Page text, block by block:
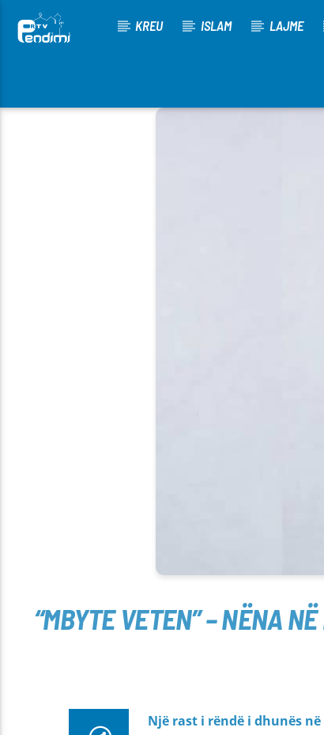
KREU ISLAM LAJME
[There are no radio stations in the database]
“MBYTE VETEN” – NËNA
Një rast i rëndë i dhunës